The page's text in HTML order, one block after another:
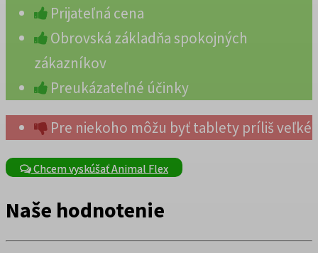
Prijateľná cena
Obrovská základňa spokojných
zákazníkov
Preukázateľné účinky
Pre niekoho môžu byť tablety príliš veľké
Chcem vyskúšať Animal Flex
Naše hodnotenie